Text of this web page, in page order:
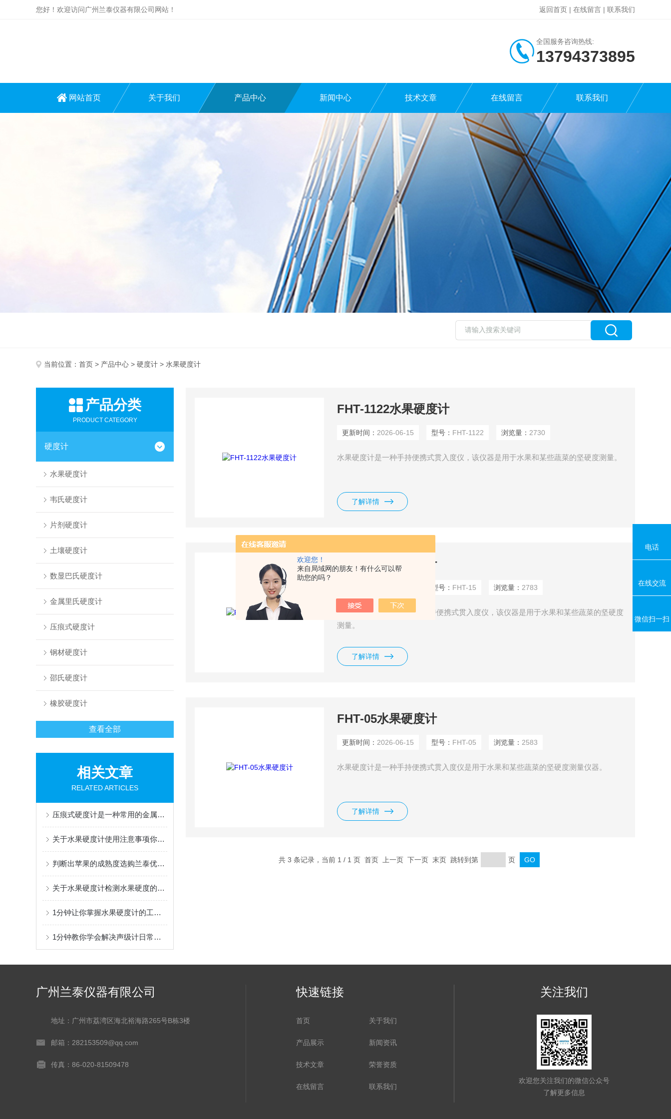
欢迎您！
来自局域网的朋友！有什么可以帮
助您的吗？
您好！欢迎访问广州兰泰仪器有限公司网站！ 返回首页 | 在线留言 | 联系我们
全国服务咨询热线:
13794373895
网站首页 关于我们 产品中心 新闻中心 技术文章 在线留言 联系我们
当前位置： 首页 > 产品中心 > 硬度计 > 水果硬度计
产品分类
PRODUCT CATEGORY
硬度计
水果硬度计
韦氏硬度计
片剂硬度计
土壤硬度计
数显巴氏硬度计
金属里氏硬度计
压痕式硬度计
钢材硬度计
邵氏硬度计
橡胶硬度计
查看全部
相关文章
RELATED ARTICLES
压痕式硬度计是一种常用的金属材料硬度测试仪器
关于水果硬度计使用注意事项你都了解过么
判断出苹果的成熟度选购兰泰优质水果硬度计就对了
关于水果硬度计检测水果硬度的方法分析，别错过哦
1分钟让你掌握水果硬度计的工作原理及准确测量的三部曲
1分钟教你学会解决声级计日常故障问题
FHT-1122水果硬度计
更新时间： 2026-06-15 型号： FHT-1122 浏览量： 2730
水果硬度计是一种手持便携式贯入度仪，该仪器是用于水果和某些蔬菜的坚硬度测量。
了解详情
FHT-15水果硬度计
型号： FHT-15 浏览量： 2783
水果硬度计FHT-15是一种手持便携式贯入度仪，该仪器是用于水果和某些蔬菜的坚硬度
测量。
了解详情
FHT-05水果硬度计
更新时间： 2026-06-15 型号： FHT-05 浏览量： 2583
水果硬度计是一种手持便携式贯入度仪是用于水果和某些蔬菜的坚硬度测量仪器。
了解详情
共 3 条记录，当前 1 / 1 页 首页 上一页 下一页 末页 跳转到第 页
广州兰泰仪器有限公司
地址：广州市荔湾区海北裕海路265号B栋3楼
邮箱：282153509@qq.com
传真：86-020-81509478
快速链接
首页 关于我们
产品展示 新闻资讯
技术文章 荣誉资质
在线留言 联系我们
关注我们
欢迎您关注我们的微信公众号
了解更多信息
电话
在线交流
微信扫一扫